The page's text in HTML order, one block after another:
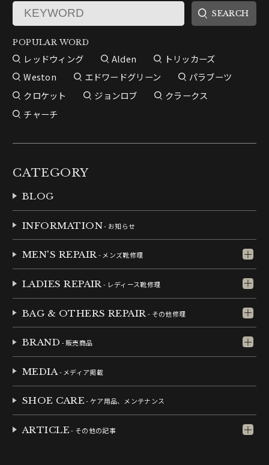
POPULAR WORD
レッドウィング Alden
トリッカーズ
Weston
エドワードグリーン
パラブーツ
クロケット
ジョンロブ
クラークス
チャーチ
CATEGORY
BLOG
INFORMATION- お知らせ
MEN'S REPAIR- メンズ靴修理
LADIES REPAIR- レディース靴修理
BAG & OTHERS REPAIR - その他修理
BRAND - 販売商品
MEDIA- メディア掲載
SHOE CARE- ケア用品、メンテナンス
ARTICLE- その他の記事